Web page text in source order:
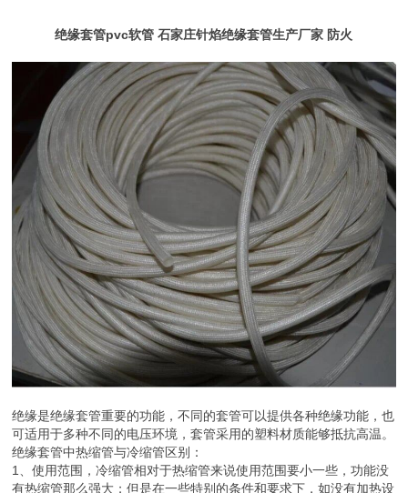
绝缘套管pvc软管 石家庄针焰绝缘套管生产厂家 防火